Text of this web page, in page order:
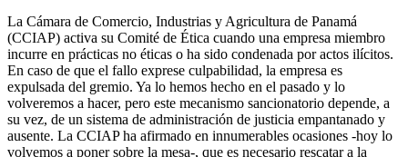
La Cámara de Comercio, Industrias y Agricultura de Panamá
(CCIAP) activa su Comité de Ética cuando una empresa miembro
incurre en prácticas no éticas o ha sido condenada por actos ilícitos.
En caso de que el fallo exprese culpabilidad, la empresa es
expulsada del gremio. Ya lo hemos hecho en el pasado y lo
volveremos a hacer, pero este mecanismo sancionatorio depende, a
su vez, de un sistema de administración de justicia empantanado y
ausente. La CCIAP ha afirmado en innumerables ocasiones -hoy lo
volvemos a poner sobre la mesa-, que es necesario rescatar a la